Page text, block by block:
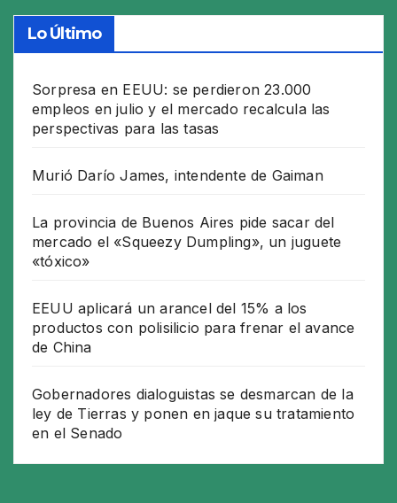
Lo Último
Sorpresa en EEUU: se perdieron 23.000
empleos en julio y el mercado recalcula las
perspectivas para las tasas
Murió Darío James, intendente de Gaiman
La provincia de Buenos Aires pide sacar del
mercado el «Squeezy Dumpling», un juguete
«tóxico»
EEUU aplicará un arancel del 15% a los
productos con polisilicio para frenar el avance
de China
Gobernadores dialoguistas se desmarcan de la
ley de Tierras y ponen en jaque su tratamiento
en el Senado